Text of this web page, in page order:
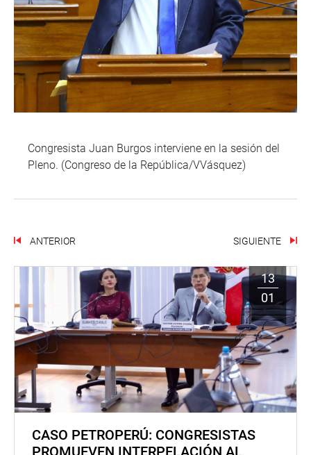
Congresista Juan Burgos interviene en la sesión del
Pleno. (Congreso de la República/VVásquez)
ANTERIOR SIGUIENTE
13
01
CASO PETROPERÚ: CONGRESISTAS
PROMUEVEN INTERPELACIÓN AL